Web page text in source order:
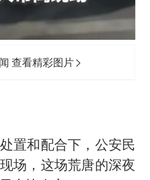
查看精彩图片
置和配合下，公安民
场，这场荒唐的深夜